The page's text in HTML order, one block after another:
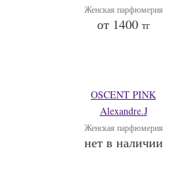
Женская парфюмерия
от 1400 тг
OSCENT PINK
Alexandre.J
Женская парфюмерия
нет в наличии